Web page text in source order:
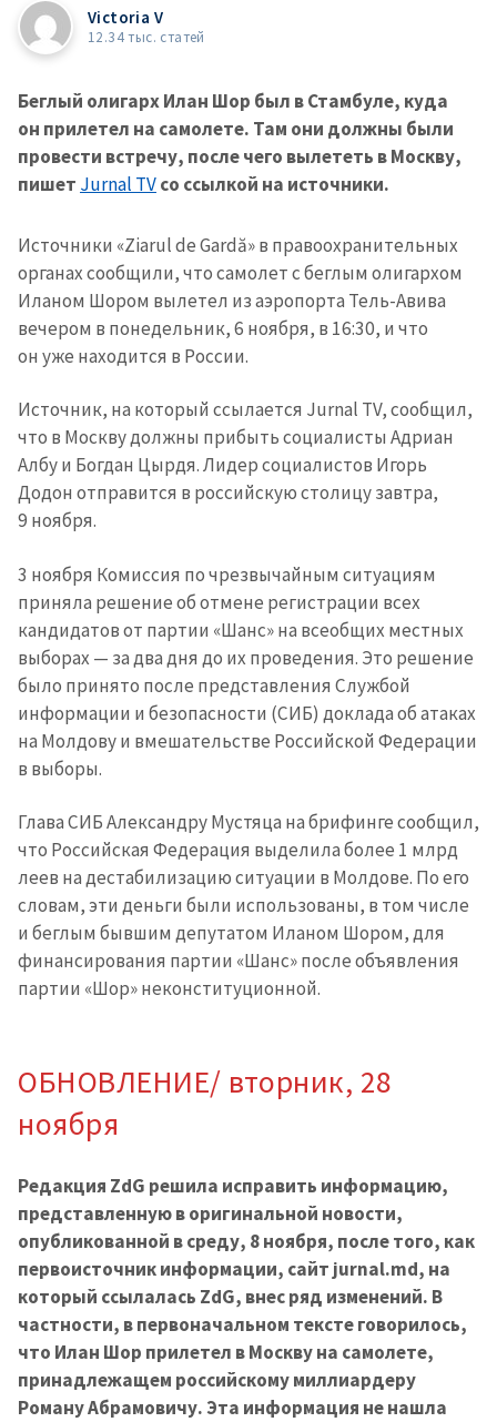
Victoria V
12.34 тыс. статей
Беглый олигарх Илан Шор был в Стамбуле, куда
он прилетел на самолете. Там они должны были
провести встречу, после чего вылететь в Москву,
пишет Jurnal TVсо ссылкой на источники.
Источники «Ziarul de Gardă» в правоохранительных
органах сообщили, что самолет с беглым олигархом
Иланом Шором вылетел из аэропорта Тель-Авива
вечером в понедельник, 6 ноября, в 16:30, и что
он уже находится в России.
Источник, на который ссылается Jurnal TV, сообщил,
что в Москву должны прибыть социалисты Адриан
Албу и Богдан Цырдя. Лидер социалистов Игорь
Додон отправится в российскую столицу завтра,
9 ноября.
3 ноября Комиссия по чрезвычайным ситуациям
приняла решение об отмене регистрации всех
кандидатов от партии «Шанс» на всеобщих местных
выборах — за два дня до их проведения. Это решение
было принято после представления Службой
информации и безопасности (СИБ) доклада об атаках
на Молдову и вмешательстве Российской Федерации
в выборы.
Глава СИБ Александру Мустяца на брифинге сообщил,
что Российская Федерация выделила более 1 млрд
леев на дестабилизацию ситуации в Молдове. По его
словам, эти деньги были использованы, в том числе
и беглым бывшим депутатом Иланом Шором, для
финансирования партии «Шанс» после объявления
партии «Шор» неконституционной.
ОБНОВЛЕНИЕ/ вторник, 28
ноября
Редакция ZdG решила исправить информацию,
представленную в оригинальной новости,
опубликованной в среду, 8 ноября, после того, как
первоисточник информации, сайт jurnal.md, на
который ссылалась ZdG, внес ряд изменений. В
частности, в первоначальном тексте говорилось,
что Илан Шор прилетел в Москву на самолете,
принадлежащем российскому миллиардеру
Роману Абрамовичу. Эта информация не нашла